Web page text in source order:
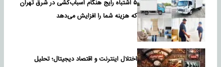
۵ اشتباه رایج هنگام اسباب‌کشی در شرق تهران
که هزینه شما را افزایش می‌دهد
اختلال اینترنت و اقتصاد دیجیتال؛ تحلیل